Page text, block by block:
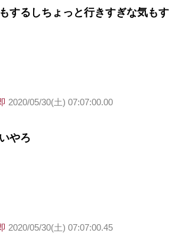
するしちょっと行きすぎな気もす
2020/05/30(土) 07:07:00.00
やろ
2020/05/30(土) 07:07:00.45